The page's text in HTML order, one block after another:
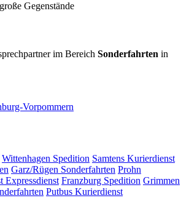
Gegenstände
im Bereich Sonderfahrten in
Vorpommern
Wittenhagen Spedition Samtens Kurierdienst
Garz/Rügen Sonderfahrten Prohn
Expressdienst Franzburg Spedition Grimmen
Putbus Kurierdienst